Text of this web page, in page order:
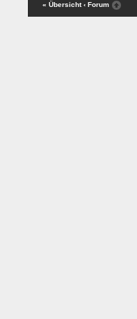
« Übersicht ‹ Forum